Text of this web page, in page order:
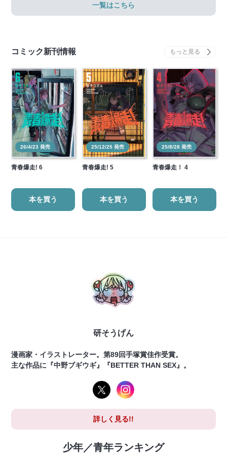
一覧はこちら
コミック新刊情報
26/4/23 発売
青春爆走! 6
本を買う
25/12/25 発売
青春爆走! 5
本を買う
25/8/28 発売
青春爆走！ 4
本を買う
研そうげん
漫画家・イラストレーター。第89回手塚賞佳作受賞。
主な作品に『中野ブギウギ』『BETTER THAN SEX』。
詳しく見る!!
少年／青年ランキング